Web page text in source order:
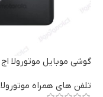
گوشی موبایل موتورولا اج ۳۰ فیوژن / Motorola Edge30 Fusion
تلفن های همراه موتورولا